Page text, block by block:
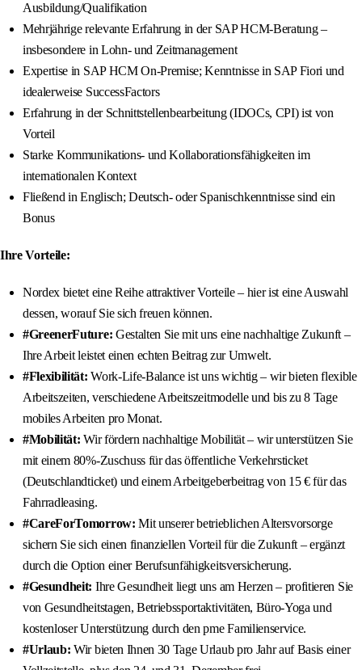
Ausbildung/Qualifikation
Mehrjährige relevante Erfahrung in der SAP HCM-Beratung –
insbesondere in Lohn- und Zeitmanagement
Expertise in SAP HCM On-Premise; Kenntnisse in SAP Fiori und
idealerweise SuccessFactors
Erfahrung in der Schnittstellenbearbeitung (IDOCs, CPI) ist von
Vorteil
Starke Kommunikations- und Kollaborationsfähigkeiten im
internationalen Kontext
Fließend in Englisch; Deutsch- oder Spanischkenntnisse sind ein
Bonus
Ihre Vorteile:
Nordex bietet eine Reihe attraktiver Vorteile – hier ist eine Auswahl
dessen, worauf Sie sich freuen können.
#GreenerFuture: Gestalten Sie mit uns eine nachhaltige Zukunft –
Ihre Arbeit leistet einen echten Beitrag zur Umwelt.
#Flexibilität: Work-Life-Balance ist uns wichtig – wir bieten flexible
Arbeitszeiten, verschiedene Arbeitszeitmodelle und bis zu 8 Tage
mobiles Arbeiten pro Monat.
#Mobilität: Wir fördern nachhaltige Mobilität – wir unterstützen Sie
mit einem 80%-Zuschuss für das öffentliche Verkehrsticket
(Deutschlandticket) und einem Arbeitgeberbeitrag von 15 € für das
Fahrradleasing.
#CareForTomorrow: Mit unserer betrieblichen Altersvorsorge
sichern Sie sich einen finanziellen Vorteil für die Zukunft – ergänzt
durch die Option einer Berufsunfähigkeitsversicherung.
#Gesundheit: Ihre Gesundheit liegt uns am Herzen – profitieren Sie
von Gesundheitstagen, Betriebssportaktivitäten, Büro-Yoga und
kostenloser Unterstützung durch den pme Familienservice.
#Urlaub: Wir bieten Ihnen 30 Tage Urlaub pro Jahr auf Basis einer